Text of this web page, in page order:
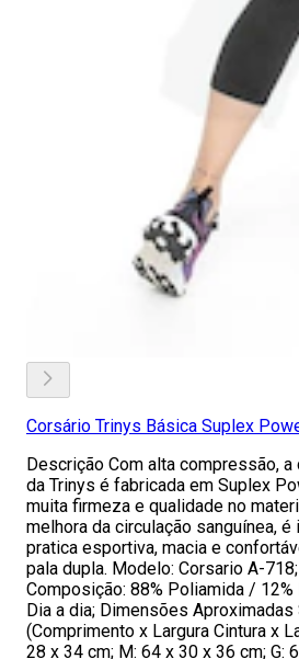
Corsário Trinys Básica Suplex
Descrição Com alta compressão,
da Trinys é fabricada em Suplex
muita firmeza e qualidade no
melhora da circulação sanguínea, é
pratica esportiva, macia e
pala dupla. Modelo: Corsario A-
Composição: 88% Poliamida / 12%
Dia a dia; Dimensões
(Comprimento x Largura Cintura x
28 x 34 cm; M: 64 x 30 x 36 cm; G: